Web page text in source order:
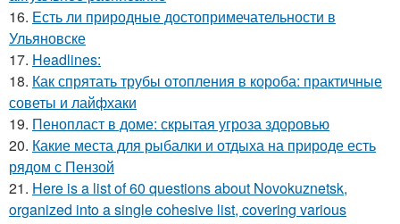
16. Есть ли природные достопримечательности в
Ульяновске
17. Headlines:
18. Как спрятать трубы отопления в короба: практичные
советы и лайфхаки
19. Пенопласт в доме: скрытая угроза здоровью
20. Какие места для рыбалки и отдыха на природе есть
рядом с Пензой
21. Here is a list of 60 questions about Novokuznetsk,
organized into a single cohesive list, covering various